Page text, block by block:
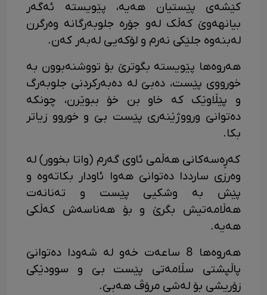
کێشەی پێستیان هەیە، پێویستە ئەگەر
بیانهەوێ کەڵک لەو جۆرە جلوبەرگانە وەرگرن
لەبنەوە جلێکی نەرم و لۆکەیی لەبەر کەن.
هەروەها پێویستە بگوترێ بۆ تووشنەبوون بە
خورووی پێست، دەبێ لە دەبەرکردنی جلوبەرگ
و پێڵاوێک کە خاو بن خۆ ببوێرن، چونکە
دەتوانێ ورووژێنەری پێست بێ و خوروو زیاتر
بکا.
کەڕەسەکانی هەڵمی ئاوی گەرم (واتا بخوور) لە
وەرزی سارددا دەتوانێ هەوا ئاودار بکاتەوە و
پێش بە وشکیی پێست و تەنانەت
هەڵامەتیش بگرێ و بۆ هەناسەش کەڵکی
هەیە.
هەروەها 8 ساعەت خەو لە شەودا دەتوانێ
پاڵپشتی سڵامەتی پێست بێ و سوودێکی
زۆریشی بۆ لەشی مرۆڤ هەبێ.